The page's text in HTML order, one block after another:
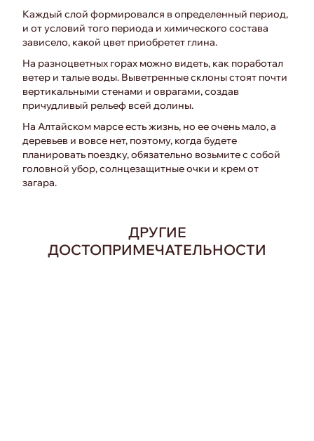
Каждый слой формировался в определенный период,
и от условий того периода и химического состава
зависело, какой цвет приобретет глина.
На разноцветных горах можно видеть, как поработал
ветер и талые воды. Выветренные склоны стоят почти
вертикальными стенами и оврагами, создав
причудливый рельеф всей долины.
На Алтайском марсе есть жизнь, но ее очень мало, а
деревьев и вовсе нет, поэтому, когда будете
планировать поездку, обязательно возьмите с собой
головной убор, солнцезащитные очки и крем от
загара.
ДРУГИЕ
ДОСТОПРИМЕЧАТЕЛЬНОСТИ